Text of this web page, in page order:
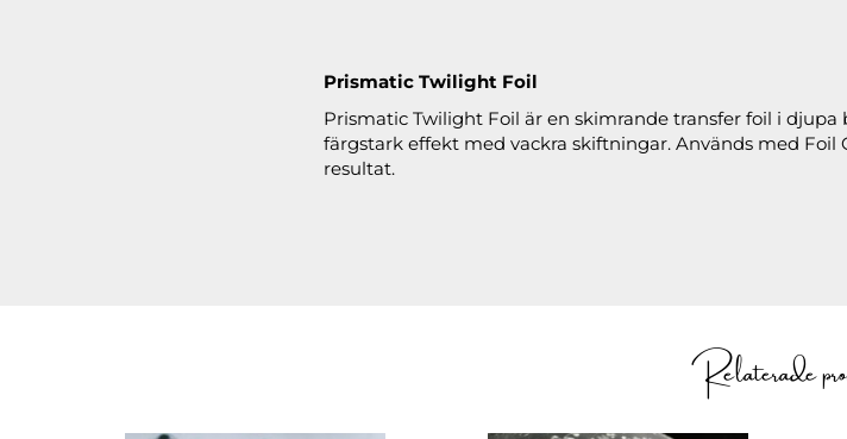
Prismatic Twilight Foil
Prismatic Twilight Foil är en skimrande transfer foil i djupa
färgstark effekt med vackra skiftningar. Används med
resultat.
Relaterade